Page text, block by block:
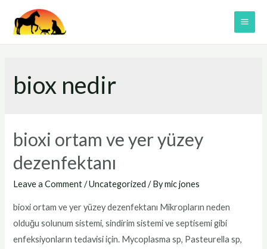
biox nedir
bioxi ortam ve yer yüzey
dezenfektanı
Leave a Comment /Uncategorized / Bymic jones
bioxi ortam ve yer yüzey dezenfektanı Mikropların neden
olduğu solunum sistemi, sindirim sistemi ve septisemi gibi
enfeksiyonların tedavisi için. Mycoplasma sp, Pasteurella sp,